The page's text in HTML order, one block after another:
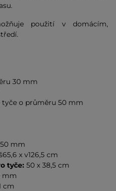
použití v domácím,
30 mm
tyče o průměru 50 mm
mm
x v126,5 cm
tyče: 50 x 38,5 cm
mm
cm